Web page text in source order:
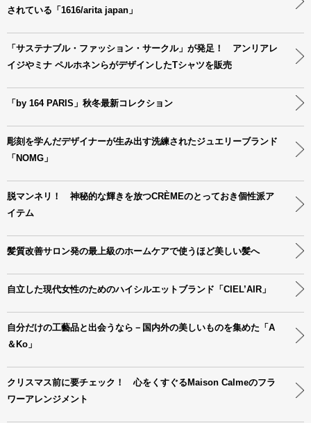
されている「1616/arita japan」
「サステナブル・ファッション・サークル」が発足！ アンリアレ
イジやミナ ペルホネンらがデザインしたTシャツを販売
「by 164 PARIS」秋冬最新コレクション
彫刻を学んだデザイナーが生み出す洗練されたジュエリーブランド
「NOMG」
脱マンネリ！ 神秘的な輝きを放つCRÈMEのとっておき個性派ア
イテム
髪質改善サロン発の最上級のホームケアで使うほど美しい髪へ
自立した現代女性のためのハイシルエットブランド「CIEL’AIR」
自分だけの工藝品と出会うなら－国内外の美しいものを集めた「A
＆Ko」
クリスマス前に要チェック！ 心をくすぐるMaison Calmeのフラ
ワーアレンジメント